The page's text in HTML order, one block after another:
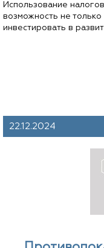
Использование
возможность не
инвестировать в
22.12.2024